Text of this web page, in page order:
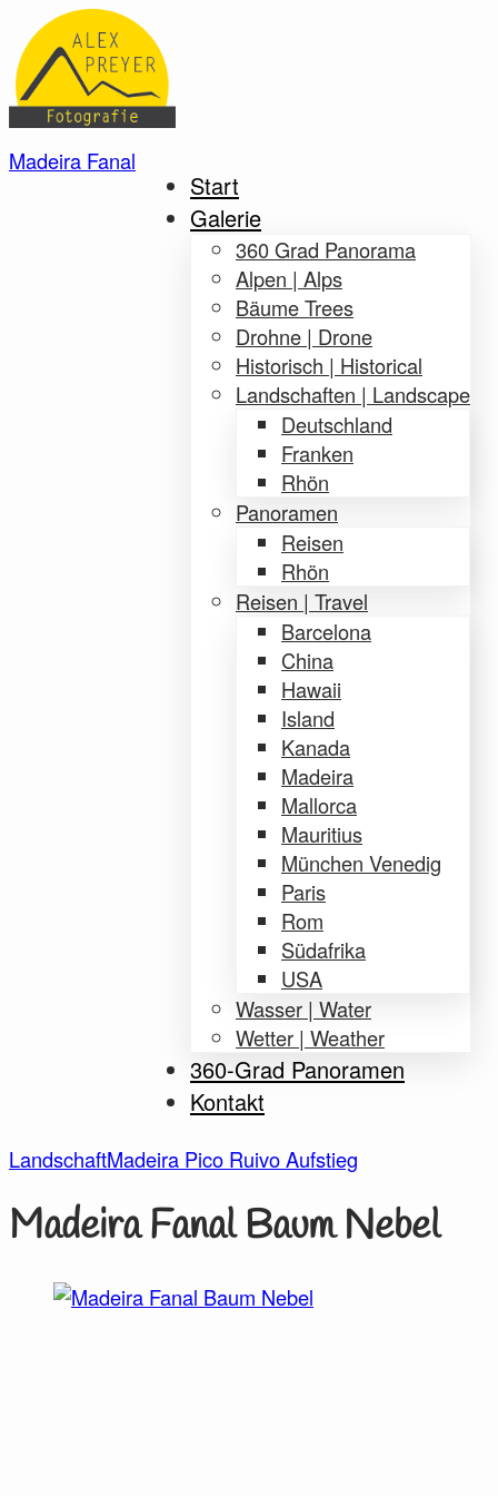
Start
Galerie
360 Grad Panorama
Alpen | Alps
Bäume Trees
Drohne | Drone
Historisch | Historical
Landschaften | Landscape
Deutschland
Franken
Rhön
Panoramen
Reisen
Rhön
Reisen | Travel
Barcelona
China
Hawaii
Island
Kanada
Madeira
Mallorca
Mauritius
München Venedig
Paris
Rom
Südafrika
USA
Wasser | Water
Wetter | Weather
360-Grad Panoramen
Kontakt
Madeira Fanal
LandschaftMadeira Pico Ruivo Aufstieg
Madeira Fanal Baum Nebel